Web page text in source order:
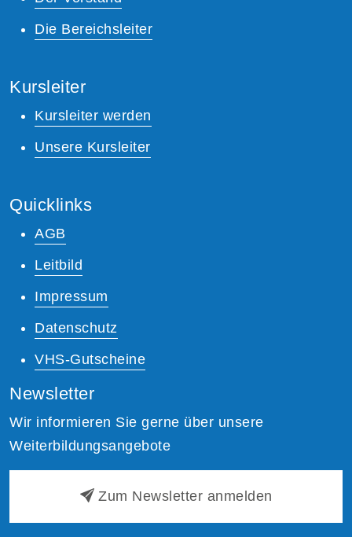
Die Bereichsleiter
Kursleiter
Kursleiter werden
Unsere Kursleiter
Quicklinks
AGB
Leitbild
Impressum
Datenschutz
VHS-Gutscheine
Newsletter
Wir informieren Sie gerne über unsere
Weiterbildungsangebote
Zum Newsletter anmelden